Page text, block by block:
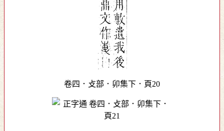
卷四．攴部．卯集下．頁20